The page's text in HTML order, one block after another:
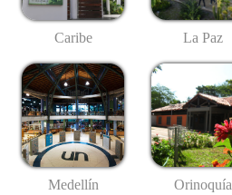
Caribe La Paz
Medellín Orinoquía